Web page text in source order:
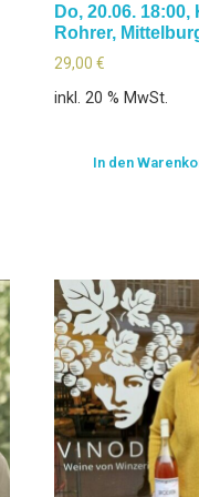
Do, 20.06. 18:00,
Rohrer,
29,00 €
inkl. 20 % MwSt.
In den